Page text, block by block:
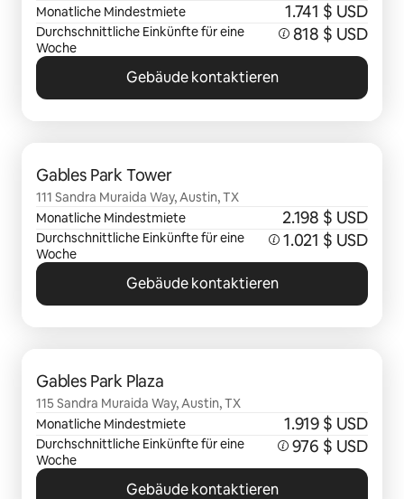
Monatliche Mindestmiete
1.741 $ USD
Durchschnittliche Einkünfte für eine
Woche
818 $ USD
Gebäude kontaktieren
Gables Park Tower
111 Sandra Muraida Way, Austin, TX
Monatliche Mindestmiete
2.198 $ USD
Durchschnittliche Einkünfte für eine
Woche
1.021 $ USD
Gebäude kontaktieren
Gables Park Plaza
115 Sandra Muraida Way, Austin, TX
Monatliche Mindestmiete
1.919 $ USD
Durchschnittliche Einkünfte für eine
Woche
976 $ USD
Gebäude kontaktieren